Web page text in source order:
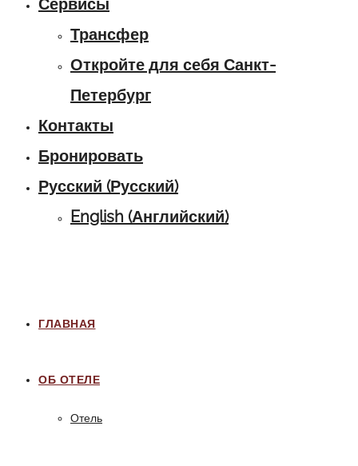
Сервисы
Трансфер
Откройте для себя Санкт-
Петербург
Контакты
Бронировать
Русский (Русский)
English (Английский)
ГЛАВНАЯ
ОБ ОТЕЛЕ
Отель